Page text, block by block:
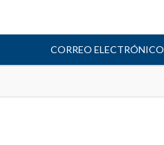
CORREO ELECTRÓNICO